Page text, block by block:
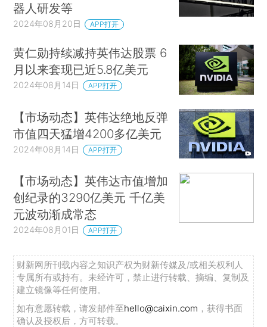
器人研发等
2024年08月20日 APP打开
黄仁勋持续减持英伟达股票 6
月以来套现已近5.8亿美元
2024年08月14日 APP打开
【市场动态】英伟达绝地反弹
市值四天猛增4200多亿美元
2024年08月14日 APP打开
【市场动态】英伟达市值增加
创纪录的3290亿美元 千亿美
元波动渐成常态
2024年08月01日 APP打开
财新网所刊载内容之知识产权为财新传媒及/或相关权利人
专属所有或持有。未经许可，禁止进行转载、摘编、复制及
建立镜像等任何使用。
如有意愿转载，请发邮件至hello@caixin.com ，获得书面
确认及授权后，方可转载。